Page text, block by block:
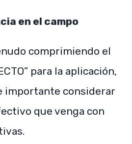
en el campo
comprimiendo el
para la aplicación,
importante considerar
que venga con